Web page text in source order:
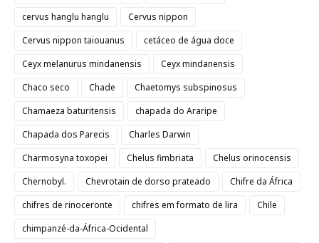
cervus hanglu hanglu
Cervus nippon
Cervus nippon taiouanus
cetáceo de água doce
Ceyx melanurus mindanensis
Ceyx mindanensis
Chaco seco
Chade
Chaetomys subspinosus
Chamaeza baturitensis
chapada do Araripe
Chapada dos Parecis
Charles Darwin
Charmosyna toxopei
Chelus fimbriata
Chelus orinocensis
Chernobyl.
Chevrotain de dorso prateado
Chifre da África
chifres de rinoceronte
chifres em formato de lira
Chile
chimpanzé-da-África-Ocidental